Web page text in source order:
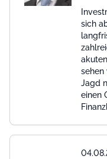
sich
sehen
Jagd
einen